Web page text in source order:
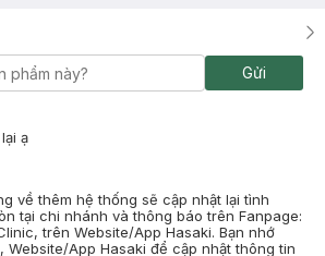
Đã mua hàng
về cứ trộn với sữa tắm để trong hũ
cảm ơn chi duong đã dành thời gian
của khách hàng là động lực to lớn để
phát triển hơn nữa về chất lượng dịch vụ.
tưởng và mua sắm tại Hasaki!
Gửi
ạ
về thêm hệ thống sẽ cập nhật lại tình
tại chi nhánh và thông báo trên Fanpage:
trên Website/App Hasaki. Bạn nhớ
Website/App Hasaki để cập nhật thông tin